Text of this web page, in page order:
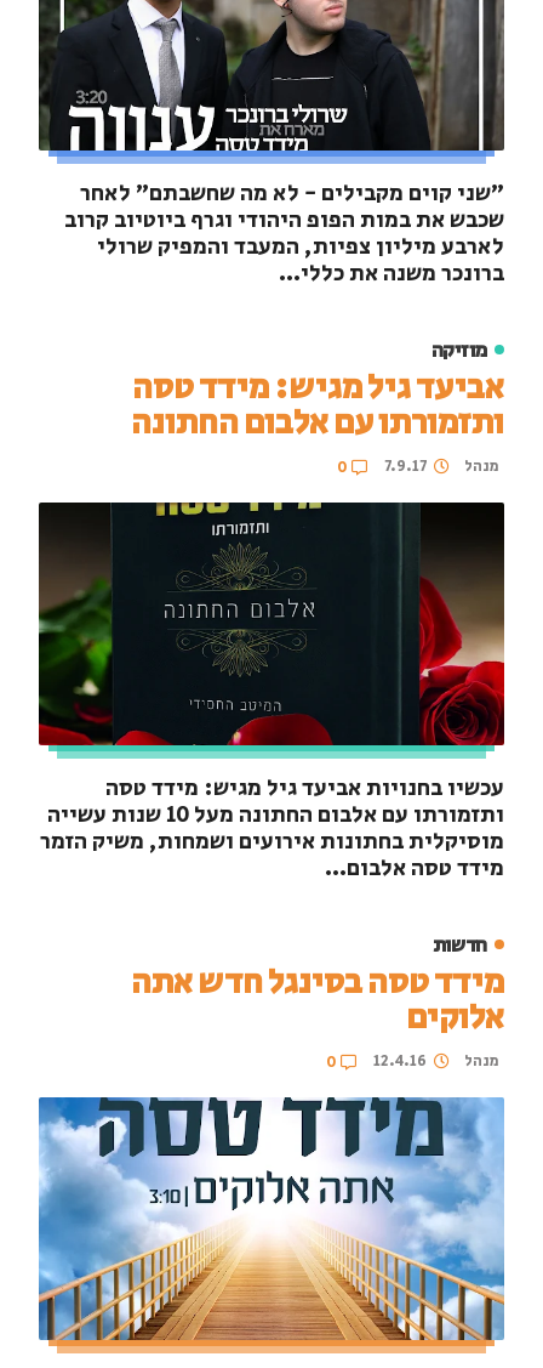
"שני קוים מקבילים - לא מה שחשבתם" לאחר
שכבש את במות הפופ היהודי וגרף ביוטיוב קרוב
לארבע מיליון צפיות, המעבד והמפיק שרולי
ברונכר משנה את כללי...
מוזיקה
אביעד גיל מגיש: מידד טסה
ותזמורתו עם אלבום החתונה
מנהל 7.9.17
0
עכשיו בחנויות אביעד גיל מגיש: מידד טסה
ותזמורתו עם אלבום החתונה מעל 10 שנות עשייה
מוסיקלית בחתונות אירועים ושמחות, משיק הזמר
מידד טסה אלבום...
חדשות
מידד טסה בסינגל חדש אתה
אלוקים
מנהל 12.4.16
0